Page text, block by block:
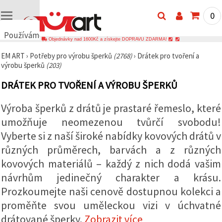
Používáme
🍪
Používáme
podobné
technologie,
zajistili
správné
fungování
webu,
zlepšili vaše
prostředí
při jeho
používání a
souhlasem
analyzovali
návštěvnost
a
zobrazovali
relevantnější
0
Objednávky nad 1600Kč a získejte DOPRAVU ZDARMA!
EM ART › Potřeby pro výrobu šperků (2768)› Drátek pro tvoření a
výrobu šperků (203)
DRÁTEK PRO TVOŘENÍ A VÝROBU ŠPERKŮ
Výroba šperků z drátů je prastaré řemeslo, které
umožňuje neomezenou tvůrčí svobodu!
Vyberte si z naší široké nabídky kovových drátů v
různých průměrech, barvách a z různých
kovových materiálů – každý z nich dodá vašim
návrhům jedinečný charakter a krásu.
Prozkoumejte naši cenově dostupnou kolekci a
proměňte svou uměleckou vizi v úchvatné
drátované šperky. Zobrazit více